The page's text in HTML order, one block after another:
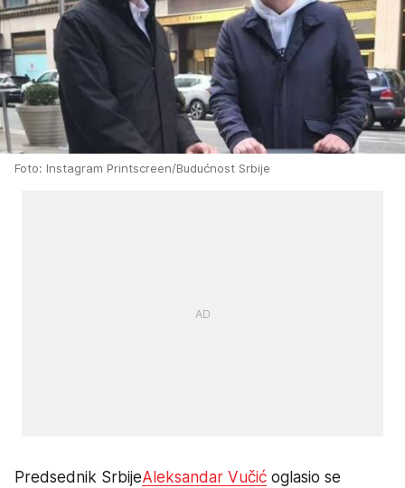
Foto: Instagram Printscreen/Budućnost Srbije
Predsednik SrbijeAleksandar Vučić oglasio se